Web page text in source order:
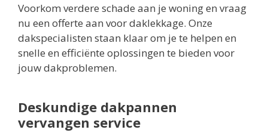
Voorkom verdere schade aan je woning en vraag
nu een offerte aan voor daklekkage. Onze
dakspecialisten staan klaar om je te helpen en
snelle en efficiënte oplossingen te bieden voor
jouw dakproblemen.
Deskundige dakpannen
vervangen service